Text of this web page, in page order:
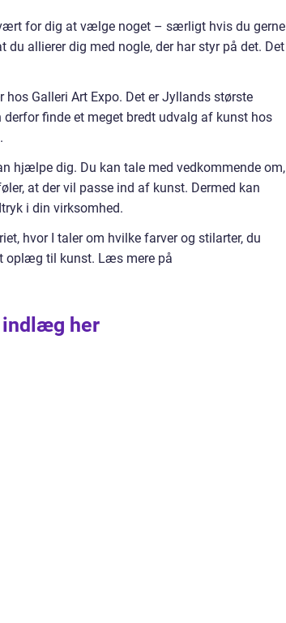
for dig at vælge noget – særligt hvis du gerne
allierer dig med nogle, der har styr på det. Det
Galleri Art Expo. Det er Jyllands største
finde et meget bredt udvalg af kunst hos
hjælpe dig. Du kan tale med vedkommende om,
at der vil passe ind af kunst. Dermed kan
i din virksomhed.
hvor I taler om hvilke farver og stilarter, du
oplæg til kunst. Læs mere på
her